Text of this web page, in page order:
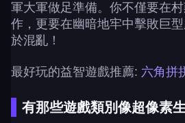
軍大軍做足準備。你不僅要在
作，更要在幽暗地牢中擊敗巨
於混亂！
最好玩的益智遊戲推薦: 六角拼
有那些遊戲類別像超像素